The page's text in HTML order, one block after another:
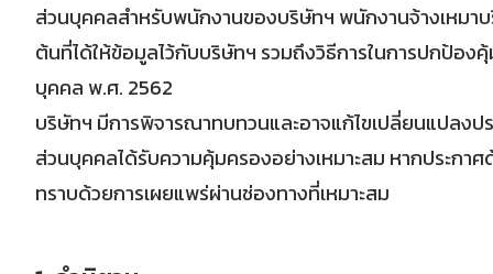
ส่วนบุคคลสำหรับพนักงานของบริษัทฯ พนักงานจ้างเหม
ต้นที่ได้ให้ข้อมูลไว้กับบริษัทฯ รวมถึงวิธีการในการปกป้
บุคคล พ.ศ. 2562
บริษัทฯ มีการพิจารณาทบทวนและอาจแก้ไขเปลี่ยนแปลงป
ส่วนบุคคลได้รับความคุ้มครองอย่างเหมาะสม หากประก
ทราบด้วยการเผยแพร่ผ่านช่องทางที่เหมาะสม